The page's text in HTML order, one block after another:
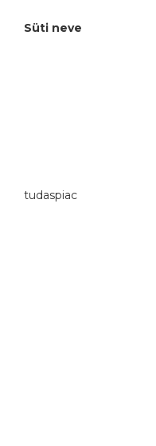
Süti neve
tudaspiac